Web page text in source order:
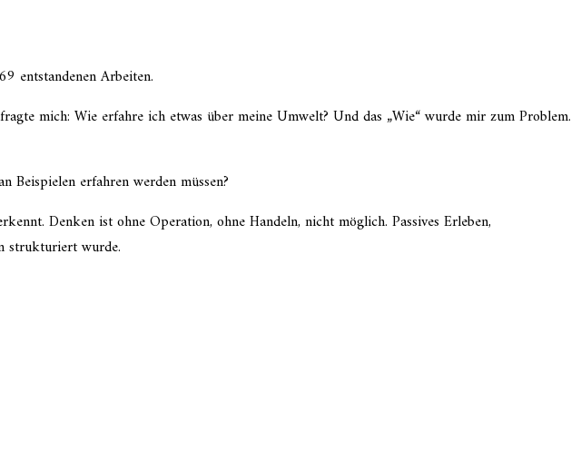
entstan­de­nen Arbeiten.
mich: Wie erfahre ich etwas über meine Umwelt? Und das „Wie“ wurde mir zum Problem.
Beispielen erfah­ren werden müssen?
Denken ist ohne Operation, ohne Handeln, nicht möglich. Passives Erleben,
struk­tu­riert wurde.